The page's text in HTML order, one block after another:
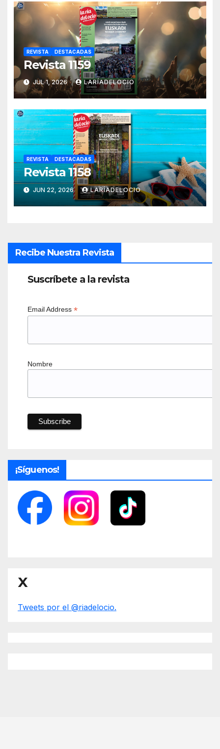
REVISTA DESTACADAS
Revista 1159
JUL 1, 2026 LARÍADELOCIO
REVISTA DESTACADAS
Revista 1158
JUN 22, 2026 LARÍADELOCIO
Recibe Nuestra Revista
Suscríbete a la revista
Email Address *
Nombre
¡Síguenos!
X
Tweets por el @riadelocio.